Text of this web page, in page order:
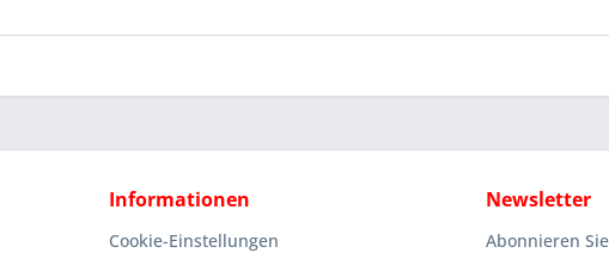
Informationen
Cookie-Einstellungen
Newsletter
Abonnieren